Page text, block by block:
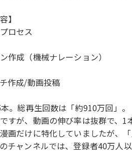
】
ロセス
作成（機械ナレーション）
作成/動画投稿
。総再生回数は「約910万回」。
すが、動画の伸び率は抜群で、1
画だけに特化していましたが、
チャンネルでは、登録者40万人